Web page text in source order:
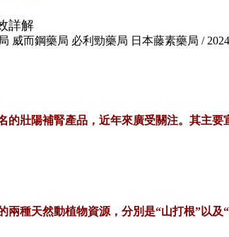
詳解
威而鋼藥局 必利勁藥局 日本藤素藥局 /
的壯陽補腎產品，近年來廣受關注。其主
兩種天然動植物資源，分別是“山打根”以及“